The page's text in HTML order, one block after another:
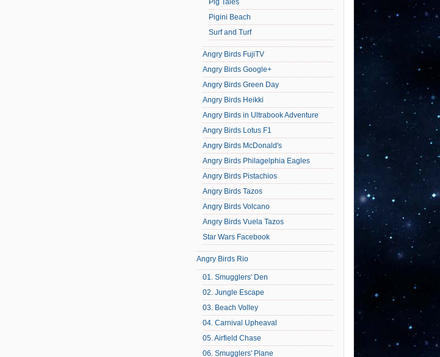
Pig Tales
Pigini Beach
Surf and Turf
Angry Birds FujiTV
Angry Birds Google+
Angry Birds Green Day
Angry Birds Heikki
Angry Birds in Ultrabook Adventure
Angry Birds Lotus F1
Angry Birds McDonald's
Angry Birds Philagelphia Eagles
Angry Birds Pistachios
Angry Birds Tazos
Angry Birds Volcano
Angry Birds Vuela Tazos
Star Wars Facebook
Angry Birds Rio
01. Smugglers' Den
02. Jungle Escape
03. Beach Volley
04. Carnival Upheaval
05. Airfield Chase
06. Smugglers' Plane